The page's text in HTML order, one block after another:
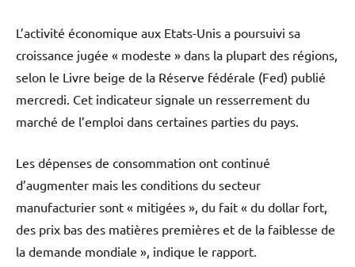
L’activité économique aux Etats-Unis a poursuivi sa
croissance jugée « modeste » dans la plupart des régions,
selon le Livre beige de la Réserve fédérale (Fed) publié
mercredi. Cet indicateur signale un resserrement du
marché de l’emploi dans certaines parties du pays.
Les dépenses de consommation ont continué
d’augmenter mais les conditions du secteur
manufacturier sont « mitigées », du fait « du dollar fort,
des prix bas des matières premières et de la faiblesse de
la demande mondiale », indique le rapport.